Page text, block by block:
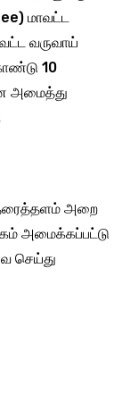
மாவட்ட
வருவாய்
10
அமைத்து
அறை
அமைக்கப்பட்டு
செய்து